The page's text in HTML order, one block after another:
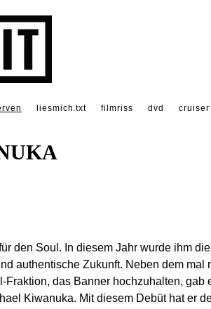
liesmich.txt filmriss dvd cruiser
den Soul. In diesem Jahr wurde ihm
authentische Zukunft. Neben dem mal
das Banner hochzuhalten, gab
Kiwanuka. Mit diesem Debüt hat er